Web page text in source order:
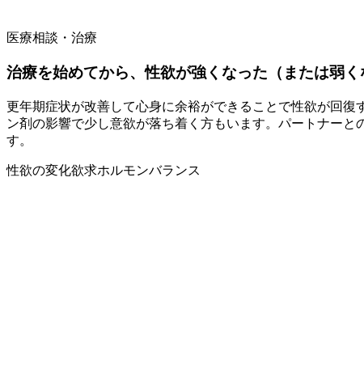
医療相談・治療
治療を始めてから、性欲が強くなった（または弱く
更年期症状が改善して心身に余裕ができることで性欲が回
ン剤の影響で少し意欲が落ち着く方もいます。パートナー
す。
性欲の変化欲求ホルモンバランス